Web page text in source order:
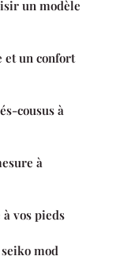
un modèle
et un confort
cousus à
à
vos pieds
mod